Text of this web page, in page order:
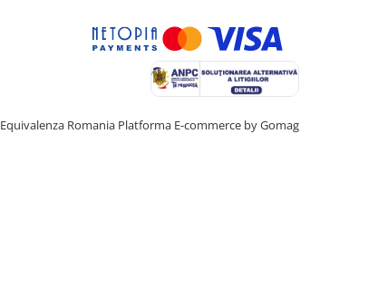
Equivalenza Romania Platforma E-commerce by Gomag